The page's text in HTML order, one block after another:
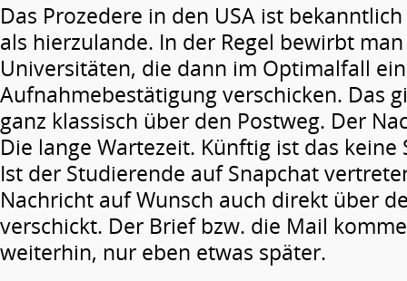
Das Prozedere in den USA ist
als hierzulande. In der Regel bewirbt
Universitäten, die dann im Optimalfall
Aufnahmebestätigung verschicken. Das
ganz klassisch über den Postweg. Der
Die lange Wartezeit. Künftig ist das
Ist der Studierende auf Snapchat
Nachricht auf Wunsch auch direkt über
verschickt. Der Brief bzw. die Mail
weiterhin, nur eben etwas später.